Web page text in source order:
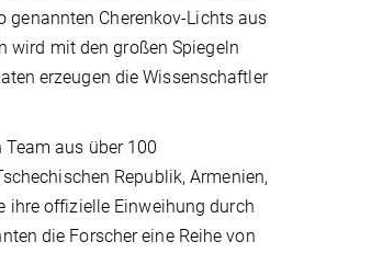
genannten Cherenkov-Lichts aus
wird mit den großen Spiegeln
erzeugen die Wissenschaftler
aus über 100
Republik, Armenien,
ihre offizielle Einweihung durch
die Forscher eine Reihe von